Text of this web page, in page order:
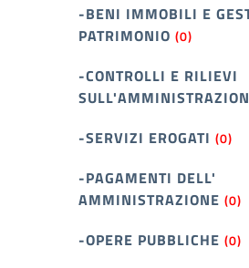
-BENI IMMOBILI E
PATRIMONIO (0)
-CONTROLLI E RILIEVI
-SERVIZI EROGATI (0)
-PAGAMENTI DELL'
AMMINISTRAZIONE (0)
-OPERE PUBBLICHE (0)